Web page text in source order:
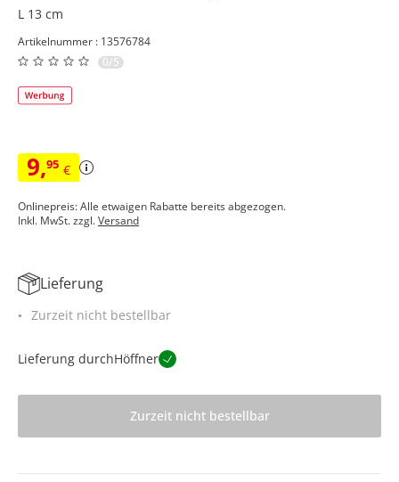
L 13 cm
Artikelnummer : 13576784
0/5
9,95 €
Onlinepreis: Alle etwaigen Rabatte bereits abgezogen.
Inkl. MwSt. zzgl.Versand
Lieferung
Zurzeit nicht bestellbar
Lieferung durchHöffner
Zurzeit nicht bestellbar